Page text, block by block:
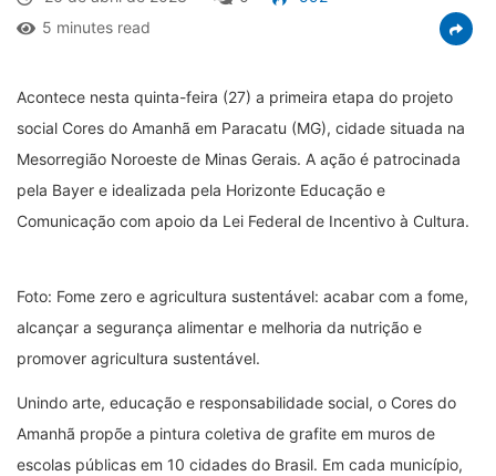
5 minutes read
Acontece nesta quinta-feira (27) a primeira etapa do projeto
social Cores do Amanhã em Paracatu (MG), cidade situada na
Mesorregião Noroeste de Minas Gerais. A ação é patrocinada
pela Bayer e idealizada pela Horizonte Educação e
Comunicação com apoio da Lei Federal de Incentivo à Cultura.
Foto: Fome zero e agricultura sustentável: acabar com a fome,
alcançar a segurança alimentar e melhoria da nutrição e
promover agricultura sustentável.
Unindo arte, educação e responsabilidade social, o Cores do
Amanhã propõe a pintura coletiva de grafite em muros de
escolas públicas em 10 cidades do Brasil. Em cada município,